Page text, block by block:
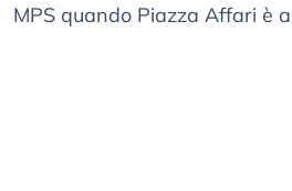
MPS quando Piazza Affari è